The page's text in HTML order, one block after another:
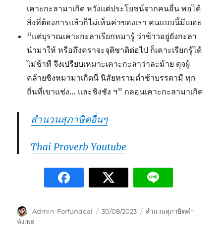
เคาะกะลามาเกิด หวังแต่ประโยชน์จากคนอื่น พอได้
สิ่งที่ต้องการแล้วก็ไม่เห็นค่าของเรา คนแบบนี้มีเยอะ
“แต่บุราณเคาะกะลาเรียกหมารู้ ว่าข้าวอยู่ยังกะลา
นำมาให้ หรือถึงคราจะจุติชาติต่อไป ก็เคาะเรียกรู้ได้
ไม่ช้าที จึงเปรียบเหมาะเคาะกะลาว่าละม้าย ดุจผู้
คล้ายชิงหมามาเกิดนี่ นิสัยทรามต่ำช้าบรรดามี ทุก
ถิ่นที่เขาแช่ง… และชิงชัง ฯ” กลอนเคาะกะลามาเกิด
สำนวนสุภาษิตอื่นๆ
Thai Proverb Youtube
Admin-Forfundeal 30/08/2023
สำนวนสุภาษิตคำ
พังเพย